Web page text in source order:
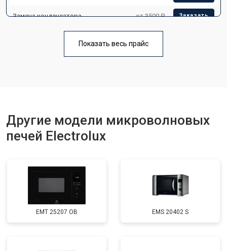
Замена конденсатора от 3500 ₽ Заказать
Ремонт платы управления
Замена лампочки от 2400 ₽
Показать весь прайс
Другие модели микроволновых
печей Electrolux
EMT 25207 OB EMS 20402 S